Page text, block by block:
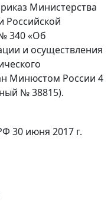
Министерства
Российской
340 «Об
и осуществления
Минюстом России 4
№ 38815).
30 июня 2017 г.